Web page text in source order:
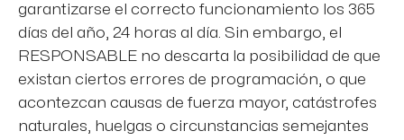
garantizarse el correcto funcionamiento los 365
días del año, 24 horas al día. Sin embargo, el
RESPONSABLE no descarta la posibilidad de que
existan ciertos errores de programación, o que
acontezcan causas de fuerza mayor, catástrofes
naturales, huelgas o circunstancias semejantes